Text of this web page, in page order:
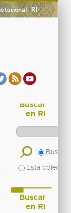
Buscar
en RI
Buscar
Esta
Buscar
en RI